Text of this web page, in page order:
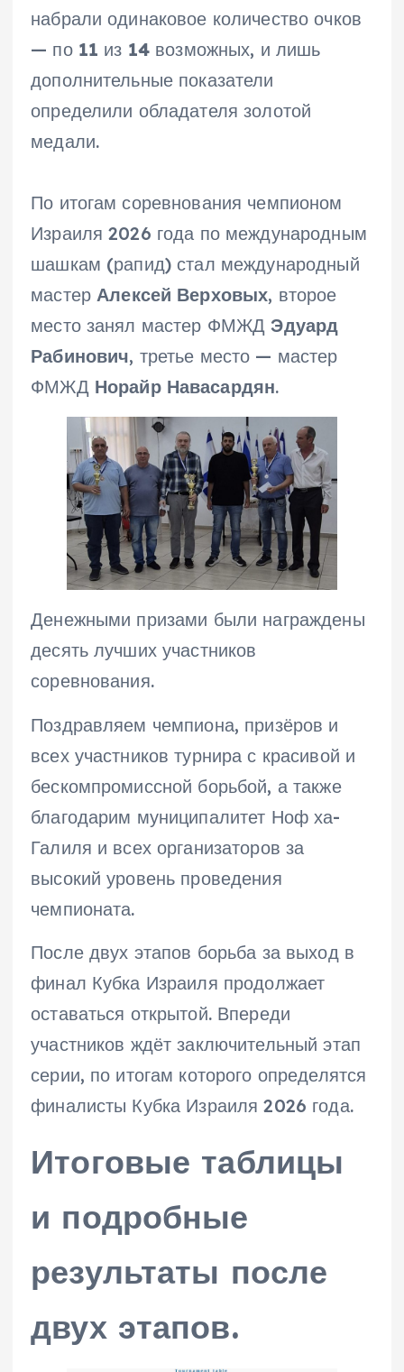
набрали одинаковое количество очков
— по 11 из 14 возможных, и лишь
дополнительные показатели
определили обладателя золотой
медали.
По итогам соревнования чемпионом
Израиля 2026 года по международным
шашкам (рапид) стал международный
мастер Алексей Верховых, второе
место занял мастер ФМЖДЭдуард
Рабинович, третье место — мастер
ФМЖД Норайр Навасардян.
Денежными призами были награждены
десять лучших участников
соревнования.
Поздравляем чемпиона, призёров и
всех участников турнира с красивой и
бескомпромиссной борьбой, а также
благодарим муниципалитет Ноф ха-
Галиля и всех организаторов за
высокий уровень проведения
чемпионата.
После двух этапов борьба за выход в
финал Кубка Израиля продолжает
оставаться открытой. Впереди
участников ждёт заключительный этап
серии, по итогам которого определятся
финалисты Кубка Израиля 2026 года.
Итоговые таблицы
и подробные
результаты после
двух этапов.